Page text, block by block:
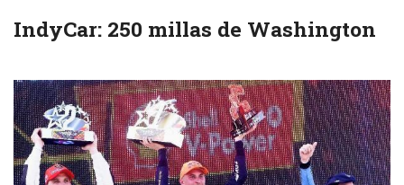
IndyCar: 250 millas de Washington